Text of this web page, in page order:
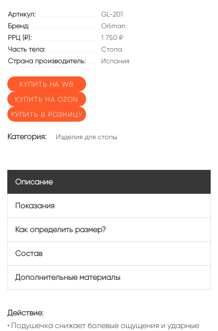
Артикул:
GL-201
Бренд:
Orliman
РРЦ (₽):
1 750 ₽
Часть тела:
Стопа
Страна производитель:
Испания
КУПИТЬ НА WB
КУПИТЬ НА OZON
КУПИТЬ В РОЗНИЦУ
Категория: Изделия для стопы
Описание
Показания
Как определить размер?
Состав
Дополнительные материалы
Действие:
• Подушечка снижает болевые ощущения и ударные